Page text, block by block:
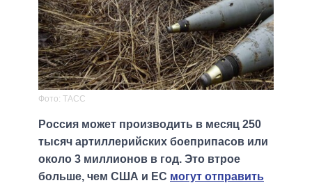
Фото: ТАСС
Россия может производить в месяц 250
тысяч артиллерийских боеприпасов или
около 3 миллионов в год. Это втрое
больше, чем США и ЕС могут отправить